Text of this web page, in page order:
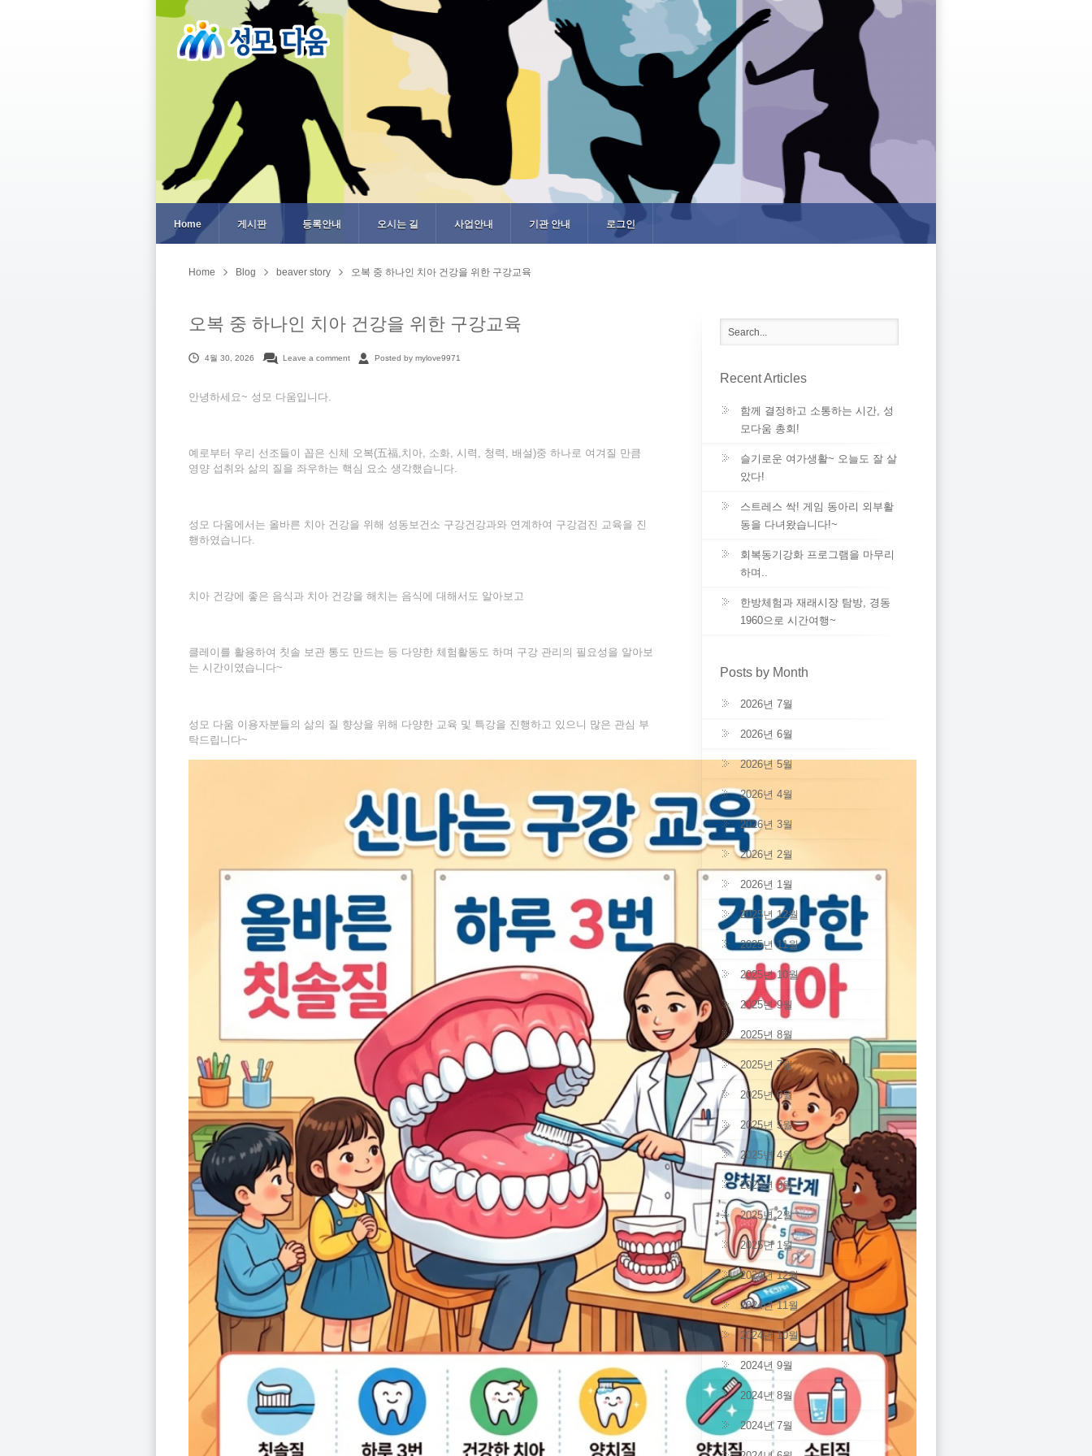
Home 게시판 등록안내 오시는 길 사업안내 기관 안내 로그인
Home Blog beaver story 오복 중 하나인 치아 건강을 위한 구강교육
오복 중 하나인 치아 건강을 위한 구강교육
4월 30, 2026 Leave a comment Posted by mylove9971
안녕하세요~ 성모 다움입니다.
예로부터 우리 선조들이 꼽은 신체 오복(五福,치아, 소화, 시력, 청력, 배설)중 하나로 여겨질 만큼
영양 섭취와 삶의 질을 좌우하는 핵심 요소 생각했습니다.
성모 다움에서는 올바른 치아 건강을 위해 성동보건소 구강건강과와 연계하여 구강검진 교육을 진
행하였습니다.
치아 건강에 좋은 음식과 치아 건강을 해치는 음식에 대해서도 알아보고
클레이를 활용하여 칫솔 보관 통도 만드는 등 다양한 체험활동도 하며 구강 관리의 필요성을 알아보
는 시간이였습니다~
성모 다움 이용자분들의 삶의 질 향상을 위해 다양한 교육 및 특강을 진행하고 있으니 많은 관심 부
탁드립니다~
Recent Articles
함께 결정하고 소통하는 시간, 성
모다움 총회!
슬기로운 여가생활~ 오늘도 잘 살
았다!
스트레스 싹! 게임 동아리 외부활
동을 다녀왔습니다!~
회복동기강화 프로그램을 마무리
하며..
한방체험과 재래시장 탐방, 경동
1960으로 시간여행~
Posts by Month
2026년 7월
2026년 6월
2026년 5월
2026년 4월
2026년 3월
2026년 2월
2026년 1월
2025년 12월
2025년 11월
2025년 10월
2025년 9월
2025년 8월
2025년 7월
2025년 6월
2025년 5월
2025년 4월
2025년 3월
2025년 2월
2025년 1월
2024년 12월
2024년 11월
2024년 10월
2024년 9월
2024년 8월
2024년 7월